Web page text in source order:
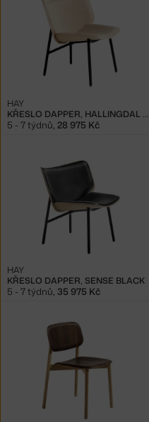
KŘESLO DAPPER, HALLINGDAL 220
HAY
5 - 7 týdnů 28 975 Kč
KŘESLO DAPPER, SENSE BLACK
HAY
5 - 7 týdnů, 35 975 Kč